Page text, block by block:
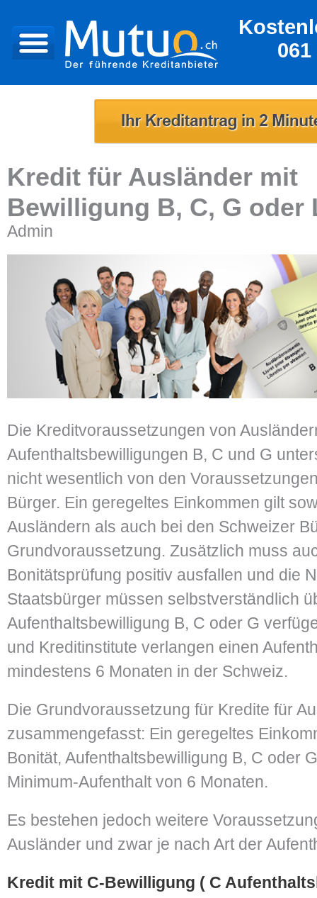
061
Kredit für Ausländer mit
Bewilligung B, C, G oder
Admin
Die Kreditvoraussetzungen von
Aufenthaltsbewilligungen B, C und G
nicht wesentlich von den
Bürger. Ein geregeltes Einkommen gilt
Ausländern als auch bei den Schweizer
Grundvoraussetzung. Zusätzlich muss
Bonitätsprüfung positiv ausfallen und die
Staatsbürger müssen selbstverständlich
Aufenthaltsbewilligung B, C oder G
und Kreditinstitute verlangen einen
mindestens 6 Monaten in der Schweiz.
Die Grundvoraussetzung für Kredite für
zusammengefasst: Ein geregeltes
Bonität, Aufenthaltsbewilligung B, C oder
Minimum-Aufenthalt von 6 Monaten.
Es bestehen jedoch weitere
Ausländer und zwar je nach Art der
Kredit mit C-Bewilligung ( C